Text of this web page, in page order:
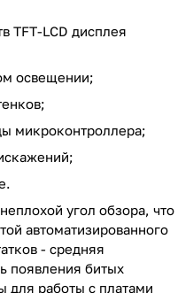
TFT-LCD дисплея
освещении;
микроконтроллера;
угол обзора, что
автоматизированного
- средняя
появления битых
для работы с платами